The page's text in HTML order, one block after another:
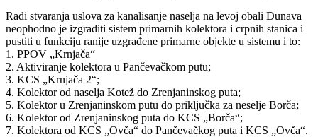
Radi stvaranja uslova za kanalisanje naselja na levoj obali Dunava
neophodno je izgraditi sistem primarnih kolektora i crpnih stanica i
pustiti u funkciju ranije uzgrađene primarne objekte u sistemu i to:
1. PPOV „Krnjača“
2. Aktiviranje kolektora u Pančevačkom putu;
3. KCS „Krnjača 2“;
4. Kolektor od naselja Kotež do Zrenjaninskog puta;
5. Kolektor u Zrenjaninskom putu do priključka za neselje Borča;
6. Kolektor od Zrenjaninskog puta do KCS „Borča“;
7. Kolektora od KCS „Ovča“ do Pančevačkog puta i KCS „Ovča“.